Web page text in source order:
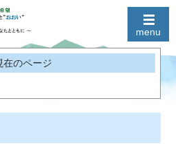
在のページ